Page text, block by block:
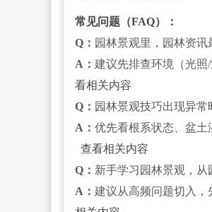
常见问题（FAQ）：
Q： 园林景观里，园林资讯
A： 建议先排查环境（光照
看相关内容
Q： 园林景观技巧出现异常
A： 优先看根系状态、盆土
查看相关内容
Q： 新手学习园林景观，从
A： 建议从高频问题切入，